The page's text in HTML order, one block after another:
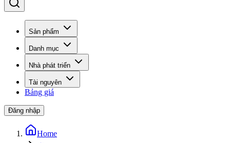
Sản phẩm
Danh mục
Nhà phát triển
Tài nguyên
Bảng giá
Đăng nhập
Home